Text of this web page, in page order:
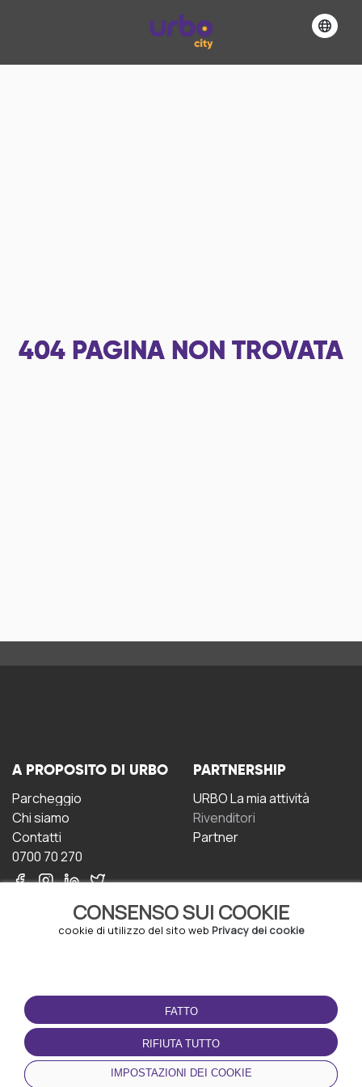
404 PAGINA NON TROVATA
CONSENSO SUI COOKIE
cookie di utilizzo del sito web Privacy dei cookie
FATTO
RIFIUTA TUTTO
IMPOSTAZIONI DEI COOKIE
A PROPOSITO DI URBO
Parcheggio
Chi siamo
Contatti
0700 70 270
PARTNERSHIP
URBO La mia attività
Rivenditori
Partner
CONDIZIONI D'USO
Termini e Condizioni
Politica sulla riservatezza
Gestione dei Cookie
SCARICA L'APP